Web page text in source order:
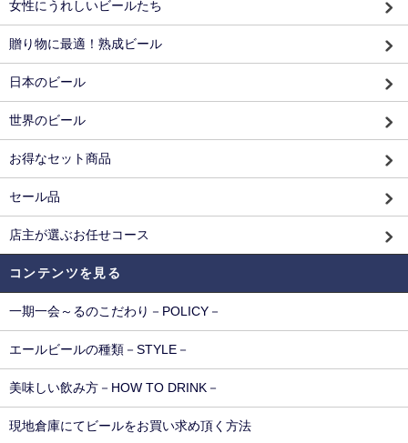
女性にうれしいビールたち
贈り物に最適！熟成ビール
日本のビール
世界のビール
お得なセット商品
セール品
店主が選ぶお任せコース
コンテンツを見る
一期一会～るのこだわり－POLICY－
エールビールの種類－STYLE－
美味しい飲み方－HOW TO DRINK－
現地倉庫にてビールをお買い求め頂く方法